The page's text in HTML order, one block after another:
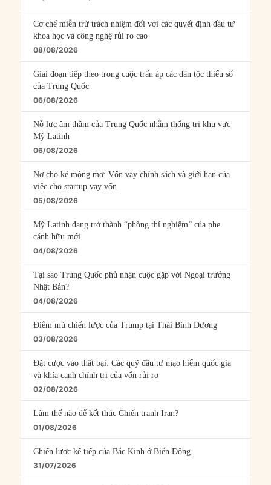
Cơ chế miễn trừ trách nhiệm đối với các quyết định đầu tư
khoa học và công nghệ rủi ro cao
08/08/2026
Giai đoạn tiếp theo trong cuộc trấn áp các dân tộc thiểu số
của Trung Quốc
06/08/2026
Nỗ lực âm thầm của Trung Quốc nhằm thống trị khu vực
Mỹ Latinh
06/08/2026
Nợ cho kẻ mộng mơ: Vốn vay chính sách và giới hạn của
việc cho startup vay vốn
05/08/2026
Mỹ Latinh đang trở thành “phòng thí nghiệm” của phe
cánh hữu mới
04/08/2026
Tại sao Trung Quốc phủ nhận cuộc gặp với Ngoại trưởng
Nhật Bản?
04/08/2026
Điểm mù chiến lược của Trump tại Thái Bình Dương
03/08/2026
Đặt cược vào thất bại: Các quỹ đầu tư mạo hiểm quốc gia
và khía cạnh chính trị của vốn rủi ro
02/08/2026
Làm thế nào để kết thúc Chiến tranh Iran?
01/08/2026
Chiến lược kế tiếp của Bắc Kinh ở Biển Đông
31/07/2026